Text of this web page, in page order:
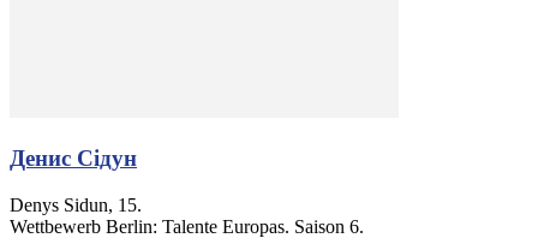
Денис Сідун
Denys Sidun, 15.
Wettbewerb Berlin: Talente Europas. Saison 6.